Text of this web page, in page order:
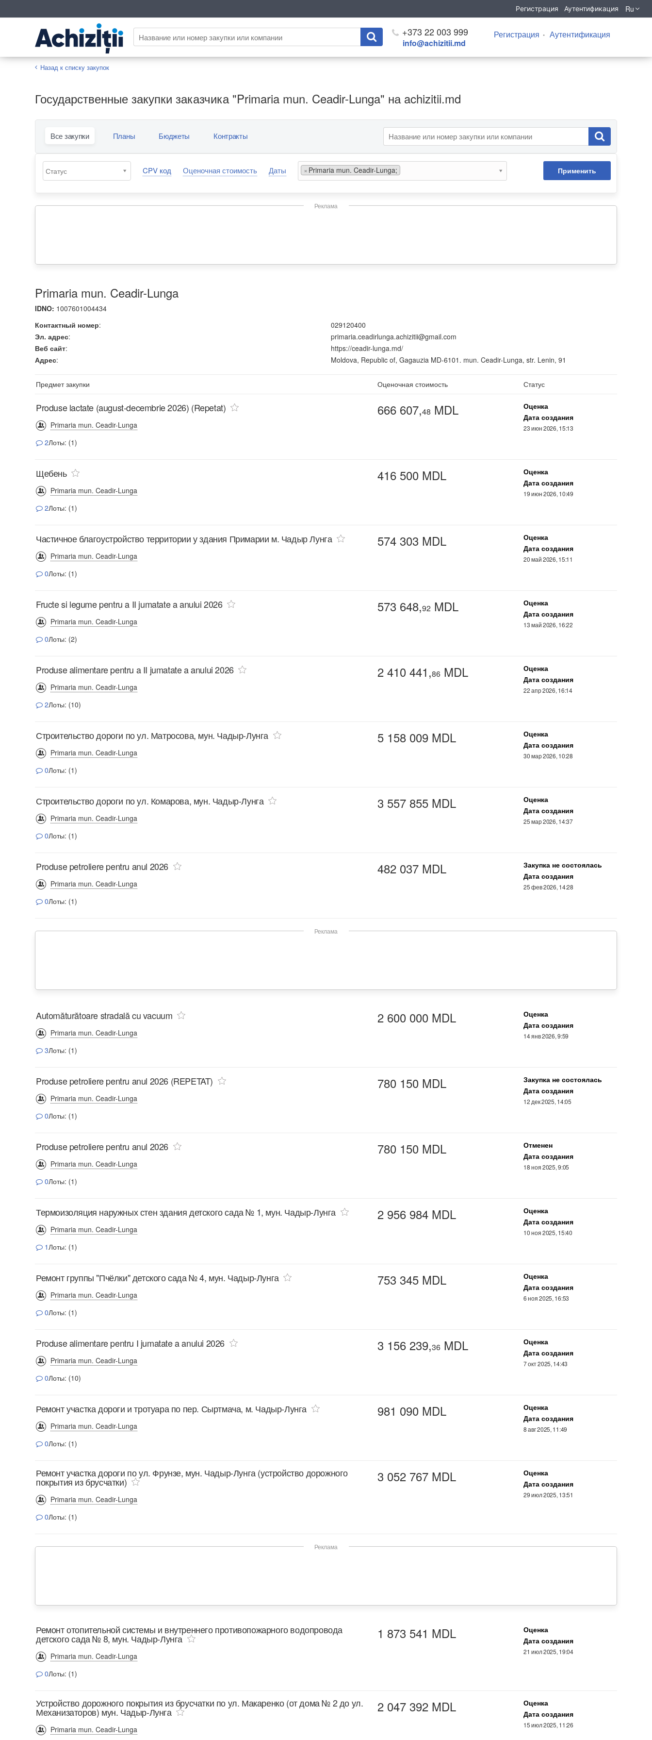
Регистрация Аутентификация Ru
+373 22 003 999
info@achizitii.md
Регистрация Аутентификация
Назад к списку закупок
Государственные закупки заказчика "Primaria mun. Ceadir-Lunga" на achizitii.md
Все закупки Планы Бюджеты Контракты
CPV код Оценочная стоимость Даты × Primaria mun. Ceadir-Lunga; Применить
Реклама
Primaria mun. Ceadir-Lunga
IDNO: 1007601004434
Контактный номер:
029120400
Эл. адрес:
primaria.ceadirlunga.achizitii@gmail.com
Веб сайт:
https://ceadir-lunga.md/
Адрес: Moldova, Republic of, Gagauzia MD-6101. mun. Ceadir-Lunga, str. Lenin, 91
Предмет закупки Оценочная стоимость Статус
Produse lactate (august-decembrie 2026) (Repetat)
Primaria mun. Ceadir-Lunga
2Лоты: (1)
666 607,48 MDL
Оценка
Дата создания
23 июн 2026, 15:13
Щебень
Primaria mun. Ceadir-Lunga
2Лоты: (1)
416 500 MDL
Оценка
Дата создания
19 июн 2026, 10:49
Частичное благоустройство территории у здания Примарии м. Чадыр Лунга
Primaria mun. Ceadir-Lunga
0Лоты: (1)
574 303 MDL
Оценка
Дата создания
20 май 2026, 15:11
Fructe si legume pentru a II jumatate a anului 2026
Primaria mun. Ceadir-Lunga
0Лоты: (2)
573 648,92MDL
Оценка
Дата создания
13 май 2026, 16:22
Produse alimentare pentru a II jumatate a anului 2026
Primaria mun. Ceadir-Lunga
2Лоты: (10)
2 410 441,86MDL
Оценка
Дата создания
22 апр 2026, 16:14
Строительство дороги по ул. Матросова, мун. Чадыр-Лунга
Primaria mun. Ceadir-Lunga
0Лоты: (1)
5 158 009 MDL
Оценка
Дата создания
30 мар 2026, 10:28
Строительство дороги по ул. Комарова, мун. Чадыр-Лунга
Primaria mun. Ceadir-Lunga
0Лоты: (1)
3 557 855 MDL
Оценка
Дата создания
25 мар 2026, 14:37
Produse petroliere pentru anul 2026
Primaria mun. Ceadir-Lunga
0Лоты: (1)
482 037 MDL
Закупка не состоялась
Дата создания
25 фев 2026, 14:28
Реклама
Automăturătoare stradală cu vacuum
Primaria mun. Ceadir-Lunga
3Лоты: (1)
2 600 000 MDL
Оценка
Дата создания
14 янв 2026, 9:59
Produse petroliere pentru anul 2026 (REPETAT)
Primaria mun. Ceadir-Lunga
0Лоты: (1)
780 150 MDL
Закупка не состоялась
Дата создания
12 дек 2025, 14:05
Produse petroliere pentru anul 2026
Primaria mun. Ceadir-Lunga
0Лоты: (1)
780 150 MDL
Отменен
Дата создания
18 ноя 2025, 9:05
Термоизоляция наружных стен здания детского сада № 1, мун. Чадыр-Лунга
Primaria mun. Ceadir-Lunga
1 Лоты: (1)
2 956 984 MDL
Оценка
Дата создания
10 ноя 2025, 15:40
Ремонт группы "Пчёлки" детского сада № 4, мун. Чадыр-Лунга
Primaria mun. Ceadir-Lunga
0Лоты: (1)
753 345 MDL
Оценка
Дата создания
6 ноя 2025, 16:53
Produse alimentare pentru I jumatate a anului 2026
Primaria mun. Ceadir-Lunga
0Лоты: (10)
3 156 239,36MDL
Оценка
Дата создания
7 окт 2025, 14:43
Ремонт участка дороги и тротуара по пер. Сыртмача, м. Чадыр-Лунга
Primaria mun. Ceadir-Lunga
0Лоты: (1)
981 090 MDL
Оценка
Дата создания
8 авг 2025, 11:49
Ремонт участка дороги по ул. Фрунзе, мун. Чадыр-Лунга (устройство дорожного
покрытия из брусчатки)
Primaria mun. Ceadir-Lunga
0Лоты: (1)
3 052 767 MDL
Оценка
Дата создания
29 июл 2025, 13:51
Реклама
Ремонт отопительной системы и внутреннего противопожарного водопровода
детского сада № 8, мун. Чадыр-Лунга
Primaria mun. Ceadir-Lunga
0Лоты: (1)
1 873 541 MDL
Оценка
Дата создания
21 июл 2025, 19:04
Устройство дорожного покрытия из брусчатки по ул. Макаренко (от дома № 2 до ул.
Механизаторов) мун. Чадыр-Лунга
Primaria mun. Ceadir-Lunga
2 047 392 MDL
Оценка
Дата создания
15 июл 2025, 11:26